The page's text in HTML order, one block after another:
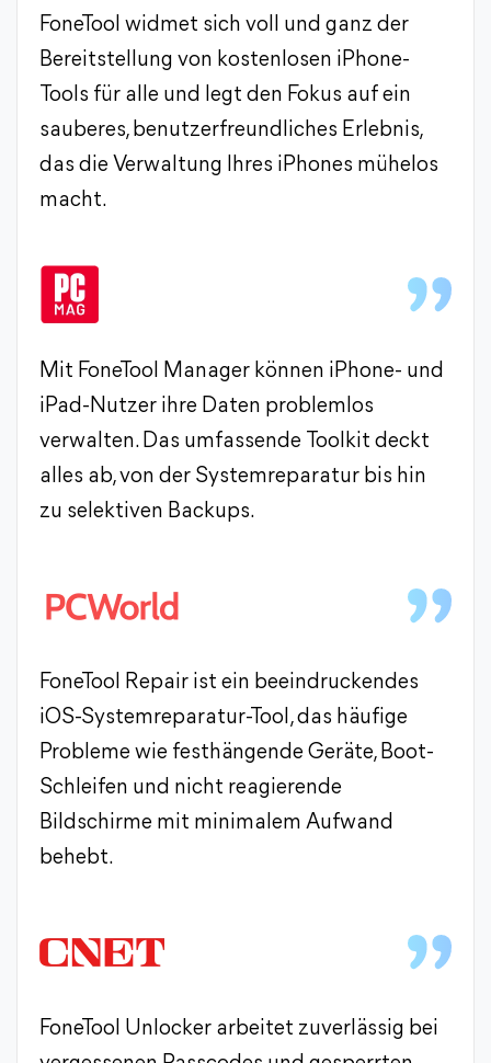
FoneTool widmet sich voll und ganz der
Bereitstellung von kostenlosen iPhone-
Tools für alle und legt den Fokus auf ein
sauberes, benutzerfreundliches Erlebnis,
das die Verwaltung Ihres iPhones mühelos
macht.
Mit FoneTool Manager können iPhone- und
iPad-Nutzer ihre Daten problemlos
verwalten. Das umfassende Toolkit deckt
alles ab, von der Systemreparatur bis hin
zu selektiven Backups.
FoneTool Repair ist ein beeindruckendes
iOS-Systemreparatur-Tool, das häufige
Probleme wie festhängende Geräte, Boot-
Schleifen und nicht reagierende
Bildschirme mit minimalem Aufwand
behebt.
FoneTool Unlocker arbeitet zuverlässig bei